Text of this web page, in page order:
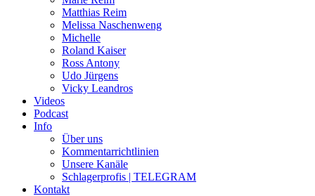
Matthias Reim
Melissa Naschenweng
Michelle
Roland Kaiser
Ross Antony
Udo Jürgens
Vicky Leandros
Videos
Podcast
Info
Über uns
Kommentarrichtlinien
Unsere Kanäle
Schlagerprofis | TELEGRAM
Kontakt